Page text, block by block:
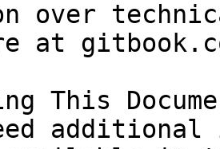
over
at
This